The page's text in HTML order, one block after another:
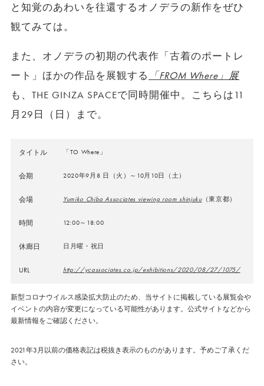
と知覚のあわいを往還するオノデラの新作をぜひ
観てみては。
また、オノデラの初期の代表作「古着のポートレ
ート」ほかの作品を展観する
「FROM Where」展
も、THE GINZA SPACEで同時開催中。こちらは11
月29日（日）まで。
タイトル 「TO Where」
会期 2020年9月8 日（火）～10月10日（土）
会場 Yumiko Chiba Associates viewing room shinjuku（東京都）
時間 12:00～18:00
休廊日 日月曜・祝日
URL http://ycassociates.co.jp/exhibitions/2020/08/27/1075/
新型コロナウイルス感染拡大防止のため、当サイトに掲載している展覧会や
イベントの内容が変更になっている可能性があります。公式サイトなどから
最新情報をご確認ください。
2021年3月以前の価格表記は税抜き表示のものがあります。予めご了承くだ
さい。